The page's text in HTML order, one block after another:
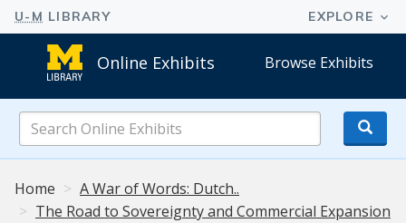
Online Exhibits Browse Exhibits
Online
Exhibits
Home
A War of Words: Dutch..
The Road to Sovereignty and Commercial Expansion